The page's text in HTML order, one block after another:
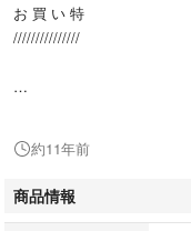
お 買 い 特
///////////////
定価よりお安く出品して
大人気のマッサージオイル！
約11年前
商品情報